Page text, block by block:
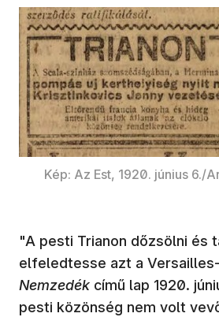
Kép: Az Est, 1920. június 6./
"A pesti Trianon dőzsölni és
elfeledtesse azt a
Nemzedék című lap 1920.
pesti közönség nem volt